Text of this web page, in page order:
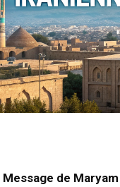
Message de